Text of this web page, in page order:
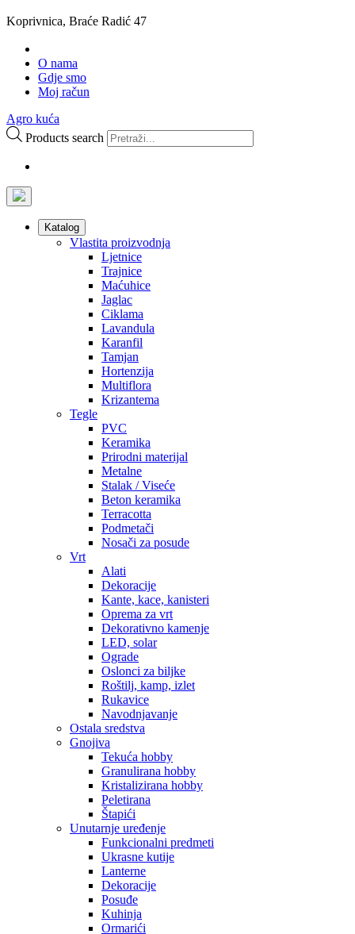
Koprivnica, Braće Radić 47
O nama
Gdje smo
Moj račun
Agro kuća
Products search
Katalog
Vlastita proizvodnja
Ljetnice
Trajnice
Maćuhice
Jaglac
Ciklama
Lavandula
Karanfil
Tamjan
Hortenzija
Multiflora
Krizantema
Tegle
PVC
Keramika
Prirodni materijal
Metalne
Stalak / Viseće
Beton keramika
Terracotta
Podmetači
Nosači za posude
Vrt
Alati
Dekoracije
Kante, kace, kanisteri
Oprema za vrt
Dekorativno kamenje
LED, solar
Ograde
Oslonci za biljke
Roštilj, kamp, izlet
Rukavice
Navodnjavanje
Ostala sredstva
Gnojiva
Tekuća hobby
Granulirana hobby
Kristalizirana hobby
Peletirana
Štapići
Unutarnje uređenje
Funkcionalni predmeti
Ukrasne kutije
Lanterne
Dekoracije
Posuđe
Kuhinja
Ormarići